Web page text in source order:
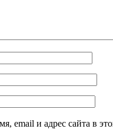
email и адрес сайта в